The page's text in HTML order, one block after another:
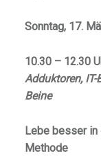
Sonntag, 17.
10.30 – 12.30
Adduktoren,
Beine
Lebe besser
Methode